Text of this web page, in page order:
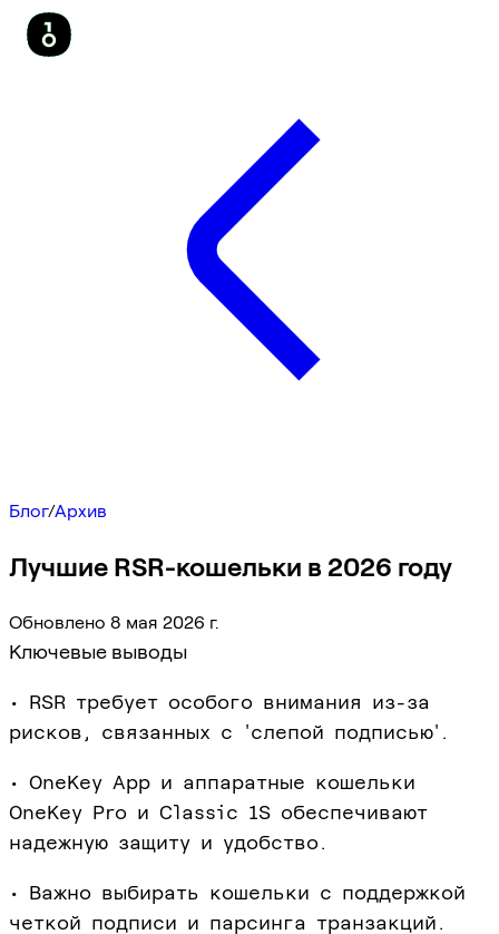
Блог/Архив
Лучшие RSR-кошельки в 2026 году
Обновлено 8 мая 2026 г.
Ключевые выводы
• RSR требует особого внимания из-за
рисков, связанных с 'слепой подписью'.
• OneKey App и аппаратные кошельки
OneKey Pro и Classic 1S обеспечивают
надежную защиту и удобство.
• Важно выбирать кошельки с поддержкой
четкой подписи и парсинга транзакций.